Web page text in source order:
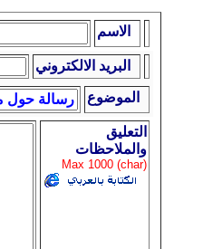
الاسم
البريد الالكتروني
الموضوع
التعليق
والملاحظات
Max 1000 (char)